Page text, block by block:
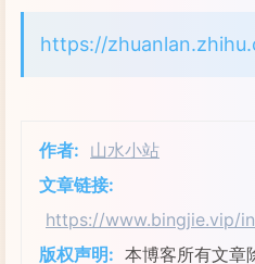
https://
作者: 山水小站
文章链接:
https://www.bingjie.vip/
版权声明: 本博客所有文章